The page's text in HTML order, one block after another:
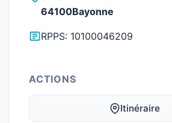
64100Bayonne
RPPS: 10100046209
ACTIONS
Itinéraire